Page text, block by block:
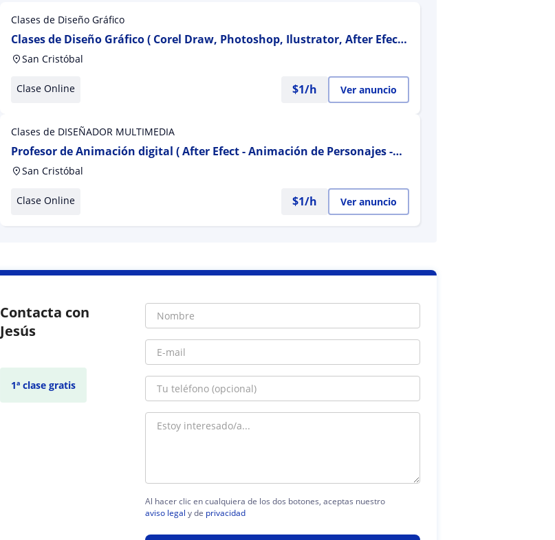
Clases de Diseño Gráfico
Clases de Diseño Gráfico ( Corel Draw, Photoshop, Ilustrator, After Efect,
Wordpress, Blogger)
San Cristóbal
Clase Online $1/h Ver anuncio
Clases de DISEÑADOR MULTIMEDIA
Profesor de Animación digital ( After Efect - Animación de Personajes -
Edición de Sonido )
San Cristóbal
Clase Online $1/h Ver anuncio
Contacta con
Jesús
1ª clase gratis
Al hacer clic en cualquiera de los dos botones, aceptas nuestro
aviso legal y de privacidad